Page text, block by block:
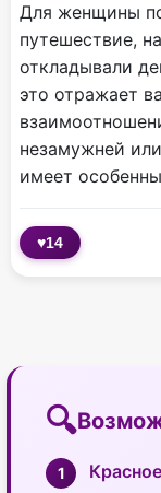
Для женщины
путешествие,
откладывали
это отражает
незамужней
имеет
♥14